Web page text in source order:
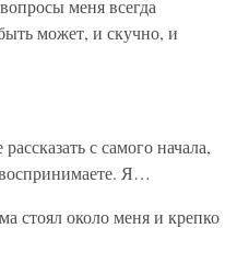
меня всегда
может, и скучно, и
с самого начала,
Я…
стоял около меня и крепко